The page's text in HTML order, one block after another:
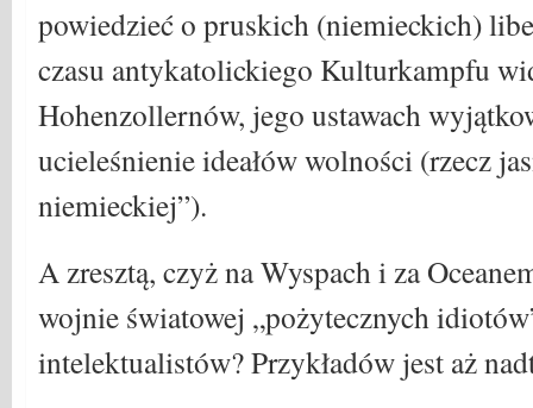
powiedzieć o pruskich (niemieckich)
czasu antykatolickiego Kulturkampfu
Hohenzollernów, jego ustawach
ucieleśnienie ideałów wolności (rzecz
niemieckiej”).
A zresztą, czyż na Wyspach i za
wojnie światowej „pożytecznych
intelektualistów? Przykładów jest aż